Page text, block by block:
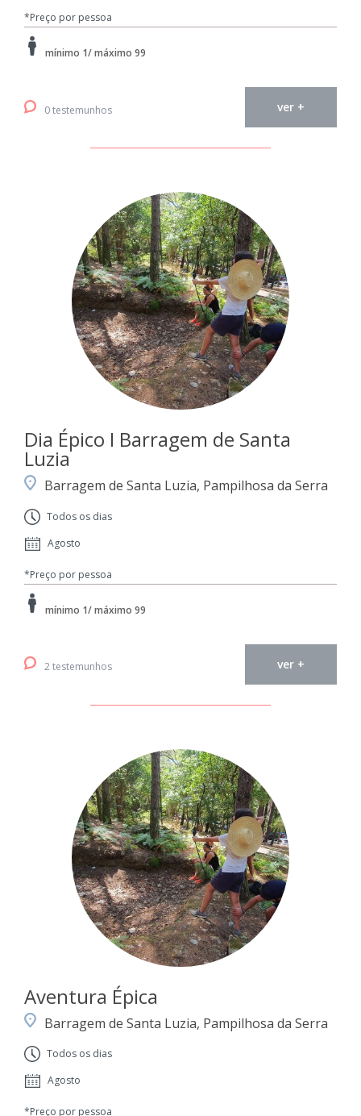
*Preço por pessoa
mínimo 1/ máximo 99
0 testemunhos ver +
Dia Épico I Barragem de Santa
Luzia
Barragem de Santa Luzia, Pampilhosa da Serra
Todos os dias
Agosto
*Preço por pessoa
mínimo 1/ máximo 99
2 testemunhos ver +
Aventura Épica
Barragem de Santa Luzia, Pampilhosa da Serra
Todos os dias
Agosto
*Preço por pessoa